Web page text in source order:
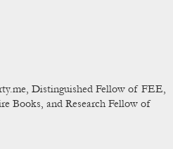
Distinguished Fellow of FEE,
Books, and Research Fellow of